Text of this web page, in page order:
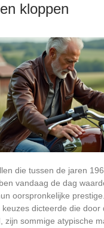
kloppen
die tussen de jaren
vandaag de dag
oorspronkelijke
dicteerde die door
zijn sommige atypische